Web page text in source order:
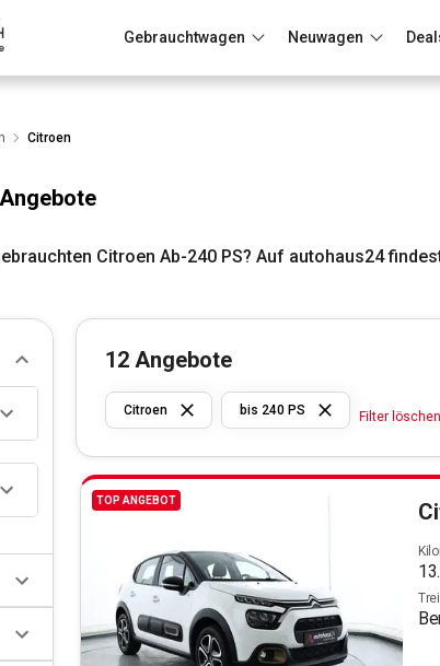
Gebrauchtwagen Neuwagen
die Inzahlungnahme
Citroen
Citroen Ab-240 PS? Auf autohaus24
12 Angebote
Citroen bis 240 PS Filter löschen
TOP ANGEBOT